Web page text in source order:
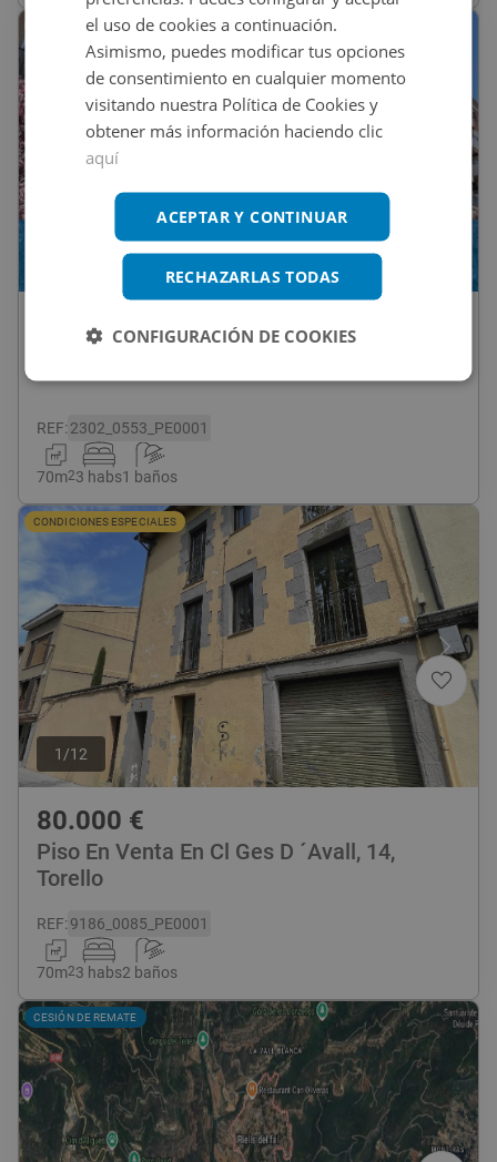
CONDICIONES ESPECIALES
140.000€
REF:2302_0553_PE0001
70m23 habs1 baños
1 /12
CONDICIONES ESPECIALES
80.000 €
Piso En Venta En Cl Ges D ´Avall, 14,
Torello
REF:9186_0085_PE0001
70m23 habs2 baños
CESIÓN DE REMATE
el uso de cookies a continuación.
Asimismo, puedes modificar tus opciones
de consentimiento en cualquier momento
visitando nuestra Política de Cookies y
obtener más información haciendo clic
aquí
ACEPTAR Y CONTINUAR
RECHAZARLAS TODAS
CONFIGURACIÓN DE COOKIES